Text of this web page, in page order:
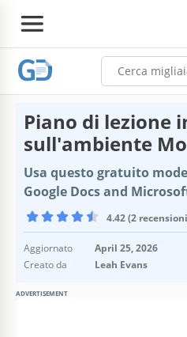
Piano di lezione
sull'ambiente
Usa questo gratuito
Google Docs and
4.42 (2
Aggiornato
April 25, 2026
Creato da
Leah Evans
ADVERTISEMENT